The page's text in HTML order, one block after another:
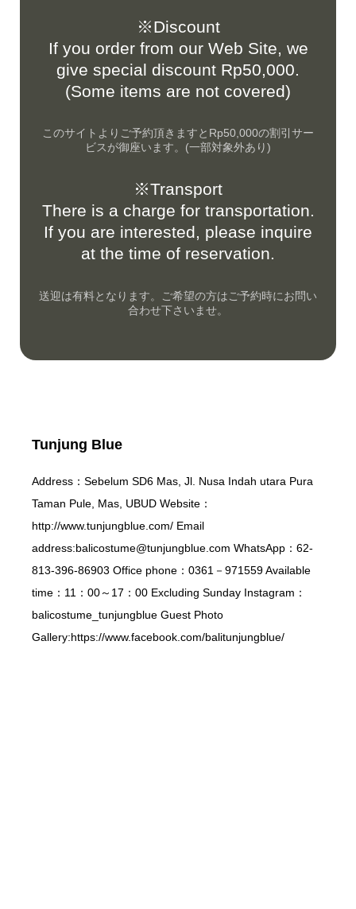
※Discount
If you order from our Web Site, we
give special discount Rp50,000.
(Some items are not covered)
このサイトよりご予約頂きますとRp50,000の割引サー
ビスが御座います。(一部対象外あり)
※Transport
There is a charge for transportation.
If you are interested, please inquire
at the time of reservation.
送迎は有料となります。ご希望の方はご予約時にお問い
合わせ下さいませ。
Tunjung Blue
Address：Sebelum SD6 Mas, Jl. Nusa Indah utara Pura
Taman Pule, Mas, UBUD Website：
http://www.tunjungblue.com/ Email
address:balicostume@tunjungblue.com WhatsApp：62-
813-396-86903 Office phone：0361－971559 Available
time：11：00～17：00 Excluding Sunday Instagram：
balicostume_tunjungblue Guest Photo
Gallery:https://www.facebook.com/balitunjungblue/